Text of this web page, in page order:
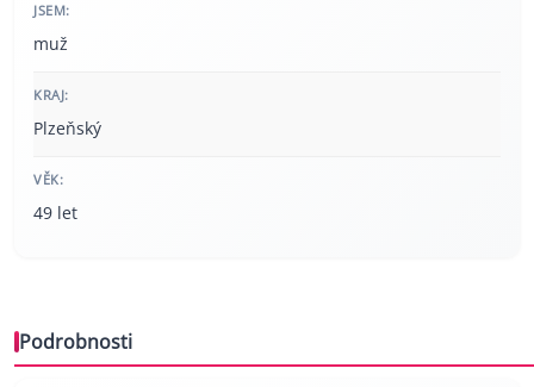
JSEM:
muž
KRAJ:
Plzeňský
VĚK:
49 let
Podrobnosti